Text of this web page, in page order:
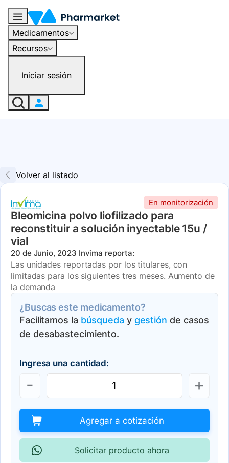
Medicamentos
Recursos
Iniciar sesión
Volver al listado
En monitorización
Bleomicina polvo liofilizado para
reconstituir a solución inyectable 15u /
vial
20 de Junio, 2023 Invima reporta:
Las unidades reportadas por los titulares, con
limitadas para los siguientes tres meses. Aumento de
la demanda
¿Buscas este medicamento?
Facilitamos la búsqueda y gestión de casos
de desabastecimiento.
Ingresa una cantidad:
Agregar a cotización
Solicitar producto ahora